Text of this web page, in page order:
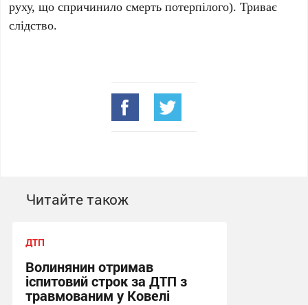
руху, що спричинило смерть потерпілого). Триває
слідство.
Читайте також
ДТП
Волинянин отримав
іспитовий строк за ДТП з
травмованим у Ковелі